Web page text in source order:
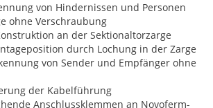
von Hindernissen und Personen
ohne Verschraubung
an der Sektionaltorzarge
durch Lochung in der Zarge
von Sender und Empfänger ohne
der Kabelführung
Anschlussklemmen an Novoferm-